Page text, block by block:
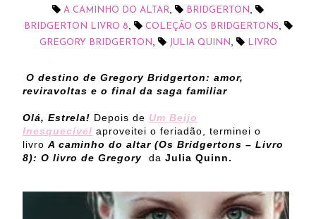
A CAMINHO DO ALTAR, BRIDGERTON,
BRIDGERTON LIVRO 8, COLEÇÃO OS BRIDGERTONS,
GREGORY BRIDGERTON, JULIA QUINN, LIVRO
O destino de Gregory Bridgerton: amor,
reviravoltas e o final da saga familiar
Olá, Estrela! Depois de Um Beijo
Inesquecível aproveitei o feriadão, terminei o
livro A caminho do altar (Os Bridgertons – Livro
8): O livro de Gregory da Julia Quinn.